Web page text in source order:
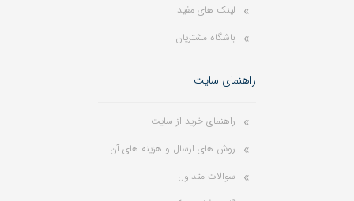
لینک های مفید
باشگاه مشتریان
راهنمای سایت
راهنمای خرید از سایت
روش های ارسال و هزینه های آن
سوالات متداول